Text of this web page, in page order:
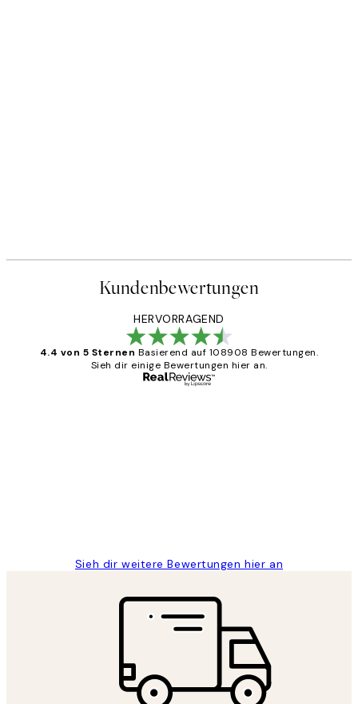
Kundenbewertungen
HERVORRAGEND
4.4 von 5 Sternen Basierend auf 108908 Bewertungen.
Sieh dir einige Bewertungen hier an.
Sieh dir weitere Bewertungen hier an